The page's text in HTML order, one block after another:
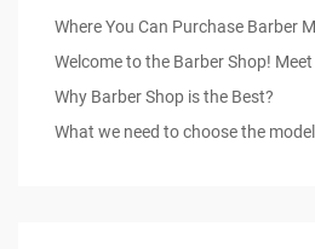
Where You Can Purchase Barber
Welcome to the Barber Shop!
Why Barber Shop is the Best?
What we need to choose the